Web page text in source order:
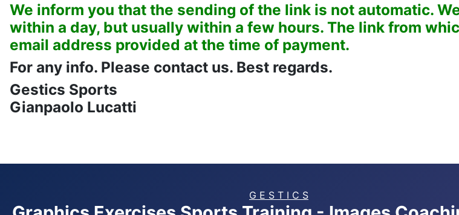
We inform you that the sending of the link is not automatic.
within a day, but usually within a few hours. The link from
email address provided at the time of payment.
For any info. Please contact us. Best regards.
Gestics Sports
Gianpaolo Lucatti
G E S T I C S